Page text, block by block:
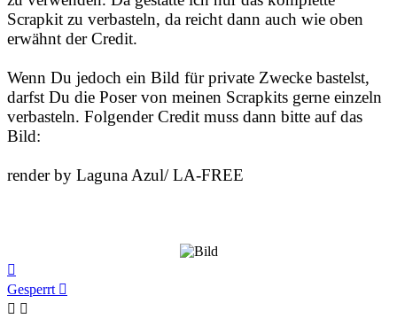
Scrapkit zu verbasteln, da reicht dann auch wie oben
erwähnt der Credit.
Wenn Du jedoch ein Bild für private Zwecke bastelst,
darfst Du die Poser von meinen Scrapkits gerne einzeln
verbasteln. Folgender Credit muss dann bitte auf das
Bild:
render by Laguna Azul/ LA-FREE
oben
Gesperrt